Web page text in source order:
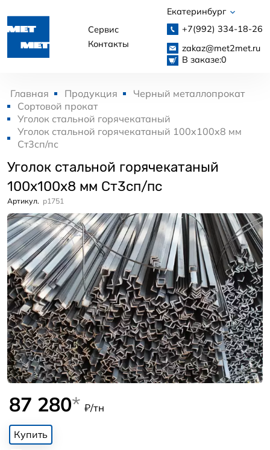
Сервис
Контакты
Екатеринбург
+7(992) 334-18-26
zakaz@met2met.ru
В заказе:0
Главная Продукция
Черный металлопрокат
Сортовой прокат
Уголок стальной горячекатаный
Уголок стальной горячекатаный 100x100x8 мм
Ст3сп/пс
Уголок стальной горячекатаный
100x100x8 мм Ст3сп/пс
Артикул. p1751
87 280* ₽/тн
Купить